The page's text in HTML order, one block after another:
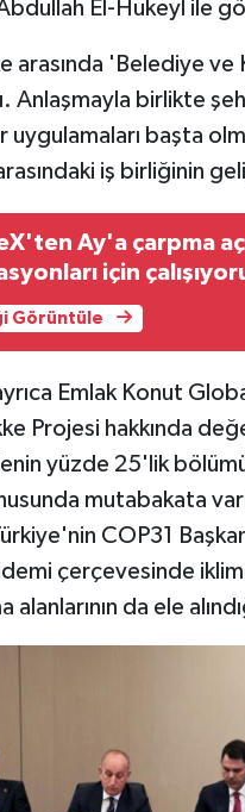
El-Hukeyl ile
arasında 'Belediye
Anlaşmayla birlikte
uygulamaları başta
iş birliğinin
Ay'a çarpma
için
Görüntüle
Emlak Konut
Projesi hakkında
yüzde 25'lik
mutabakata
COP31
çerçevesinde
da ele